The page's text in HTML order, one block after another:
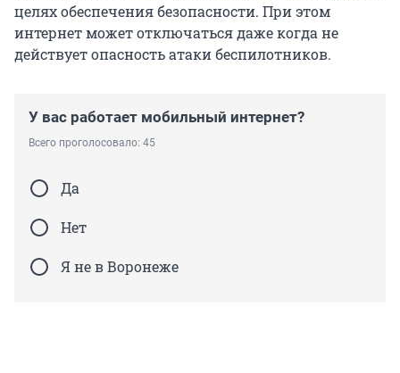
целях обеспечения безопасности. При этом
интернет может отключаться даже когда не
действует опасность атаки беспилотников.
У вас работает мобильный интернет?
Всего проголосовало: 45
Да
Нет
Я не в Воронеже